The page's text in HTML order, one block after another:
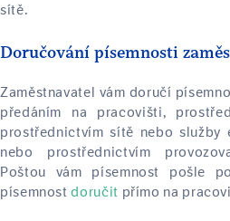
sítě.
Doručování písemnosti
Zaměstnavatel vám doručí
předáním na pracovišti,
prostřednictvím sítě nebo služby
nebo prostřednictvím
Poštou vám písemnost pošle
písemnostdoručit přímo na